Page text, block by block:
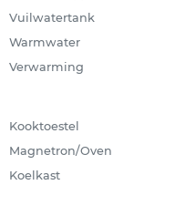
Vuilwatertank
Warmwater
Verwarming
Kooktoestel
Magnetron/Oven
Koelkast